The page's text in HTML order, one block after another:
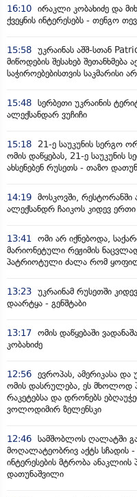
16:10 ირაკლი კობახიძე და
ქვეყნის ინტერესებს - თენგო
15:58 უკრაინას აშშ-სთან
მიწოდების შესახებ
საჭიროებებისთვის
15:48 სერბეთი უკრაინის
ალექსანდარ ვუჩიჩი
15:18
21-ე საუკუნის სერგო
ომის დაწყებას, 21-ე საუკუნის
ახსენებენ რუსეთს - თაზო
14:19 მოსკოვში, რესტორანში
ალექსანდრ ჩაიკოს კიდევ
13:41
ომი არ იქნებოდა,
მარიონეტული რეჟიმის
პატრიოტული ძალა რომ
13:23 უკრაინამ რუსეთში
დაარტყა - გენშტაბი
13:17 ომის დაწყებაში
კობახიძე
12:56 ევროპას, ამერიკასა
ომის დასრულება, ეს მხოლოდ
რაკეტებსა და დრონებს
ვოლოდიმირ ზელენსკი
12:46 სამშობლოს ღალატში
მოღალატეობრივ აქტს სჩადის
ინტერესების მტრობა
დათუნაშვილი